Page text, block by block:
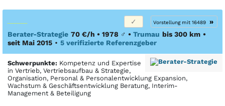
Vorstellung mit 16489
»
Berater-Strategie 70 €/h • 1978 ♂ • Trumau bis 300 km •
seit Mai 2015 • 5 verifizierte Referenzgeber
Schwerpunkte: Kompetenz und Expertise
in Vertrieb, Vertriebsaufbau & Strategie,
Organisation, Personal & Personalentwicklung Expansion,
Wachstum & Geschäftsentwicklung Beratung, Interim-
Management & Beteiligung